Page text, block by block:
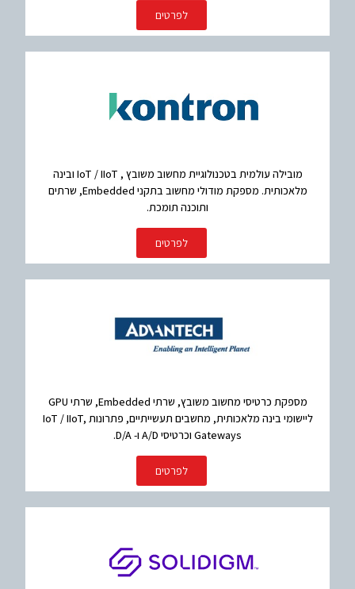
לפרטים
מובילה עולמית בטכנולוגיית מחשוב משובץ , IoT / IIoT ובינה
מלאכותית. מספקת מודולי מחשוב בתקני Embedded, שרתים
ותוכנה תומכת.
לפרטים
מספקת כרטיסי מחשוב משובץ, שרתי Embedded, שרתי GPU
ליישומי בינה מלאכותית, מחשבים תעשייתיים, פתרונות IoT / IIoT,
Gateways וכרטיסי A/D ו- D/A.
לפרטים